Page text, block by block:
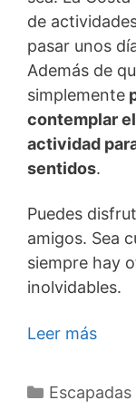
de
pasar unos
Además de
simplemente
contemplar
actividad
sentidos.
Puedes
amigos. Sea
siempre hay
inolvidables.
Leer más
Categorías